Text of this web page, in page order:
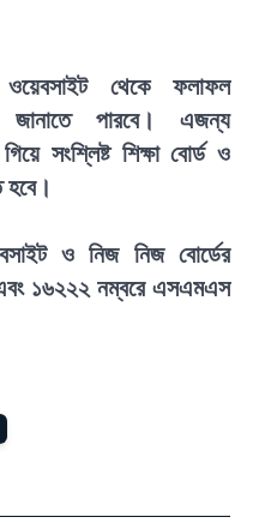
ওয়েবসাইট থেকে ফলাফল
জানাতে পারবে। এজন্য
সংশ্লিষ্ট শিক্ষা বোর্ড ও
হবে।
ও নিজ নিজ বোর্ডের
এবং ১৬২২২ নম্বরে এসএমএস